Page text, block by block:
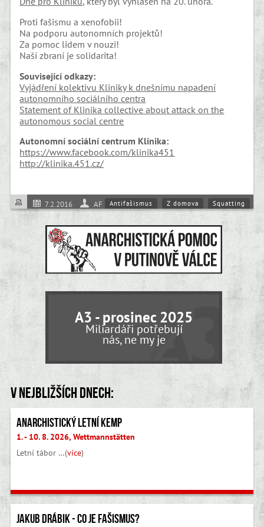
Proti fašismu a xenofobii!
Na podporu autonomních projektů!
Za pomoc lidem v nouzi!
Naší zbraní je solidarita!
Související odkazy:
Vyjádření kolektivu Kliniky k dnešnímu napadení
autonomního sociálního centra
Statement of Klinika collective about attack on the
autonomous social centre
Autonomní sociální centrum Klinika:
https://www.facebook.com/klinika451
http://klinika.451.cz/
7.2.2016 AF Antifašismus Z domova Squatting
A3 - prosinec 2025
Miliardáři potřebují
nás, ne my je
V nejbližších dnech:
Anarchistický letní kemp
1. - 10. 8. 2026, Wettmannstätten
Letní tábor …(více)
Jakub Drábik - Co je fašismus?